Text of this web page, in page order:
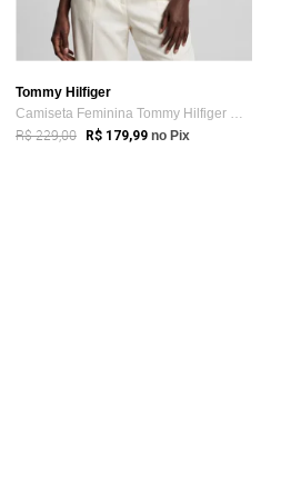
Tommy Hilfiger
Camiseta Feminina Tommy Hilfiger Classic...
R$ 229,00 R$ 179,99 no Pix